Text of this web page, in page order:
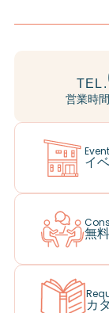
TEL.
営業時
イ
無
カ